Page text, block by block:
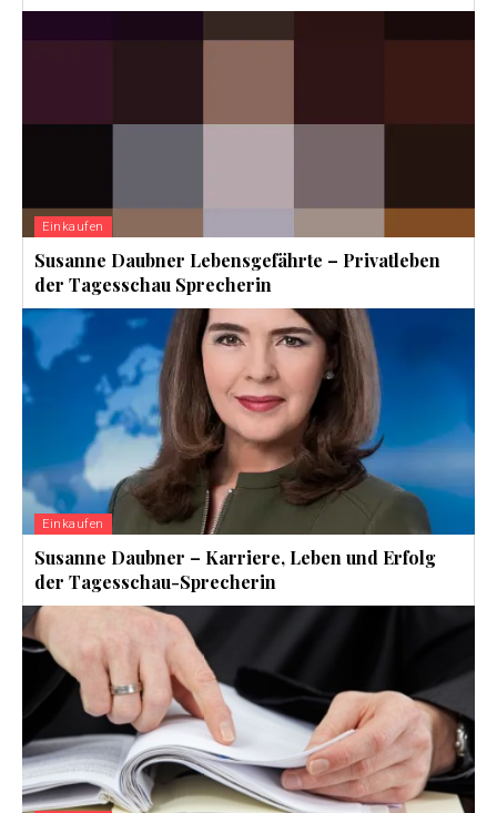
Einkaufen
Susanne Daubner Lebensgefährte – Privatleben
der Tagesschau Sprecherin
Einkaufen
Susanne Daubner – Karriere, Leben und Erfolg
der Tagesschau-Sprecherin